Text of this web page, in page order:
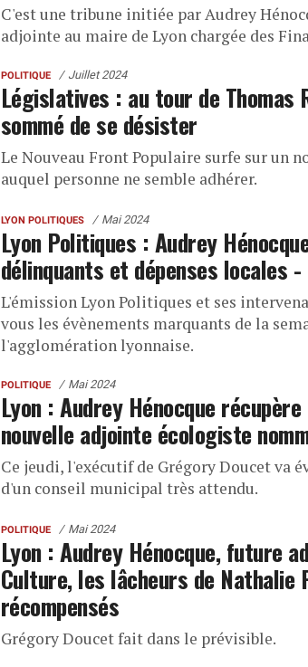
C'est une tribune initiée par Audrey
adjointe au maire de Lyon chargée des
POLITIQUE Juillet 2024
Législatives : au tour de Thomas
sommé de se désister
Le Nouveau Front Populaire surfe sur un
auquel personne ne semble adhérer.
LYON POLITIQUES Mai 2024
Lyon Politiques : Audrey
délinquants et dépenses locales
L'émission Lyon Politiques et ses
vous les évènements marquants de la
l'agglomération lyonnaise.
POLITIQUE Mai 2024
Lyon : Audrey Hénocque
nouvelle adjointe écologiste
Ce jeudi, l'exécutif de Grégory Doucet va
d'un conseil municipal très attendu.
POLITIQUE Mai 2024
Lyon : Audrey Hénocque, future
Culture, les lâcheurs de Nathalie
récompensés
Grégory Doucet fait dans le prévisible.